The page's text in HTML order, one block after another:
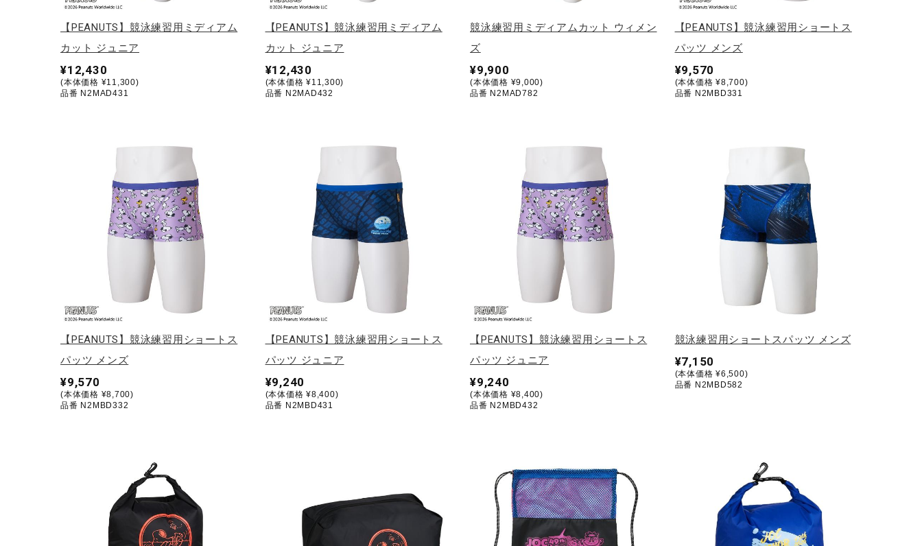
インナー
寝具／ミズノスリープ
ジュニア／キッズ
コラボ／ライセンス
【PEANUTS】競泳練習用ミディアム
カット ジュニア
¥12,430
(本体価格 ¥11,300)
品番 N2MAD431
【PEANUTS】競泳練習用ミディアム
カット ジュニア
¥12,430
(本体価格 ¥11,300)
品番 N2MAD432
競泳練習用ミディアムカット ウィメン
ズ
¥9,900
(本体価格 ¥9,000)
品番 N2MAD782
【PEANUTS】競泳練習用ショートス
パッツ メンズ
¥9,570
(本体価格 ¥8,700)
品番 N2MBD331
【PEANUTS】競泳練習用ショートス
パッツ メンズ
¥9,570
(本体価格 ¥8,700)
品番 N2MBD332
【PEANUTS】競泳練習用ショートス
パッツ ジュニア
¥9,240
(本体価格 ¥8,400)
品番 N2MBD431
【PEANUTS】競泳練習用ショートス
パッツ ジュニア
¥9,240
(本体価格 ¥8,400)
品番 N2MBD432
競泳練習用ショートスパッツ メンズ
¥7,150
(本体価格 ¥6,500)
品番 N2MBD582